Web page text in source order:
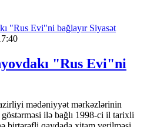
Siyasət
"Rus Evi"ni
mədəniyyət mərkəzlərinin
göstərməsi ilə bağlı 1998-ci il tarixli